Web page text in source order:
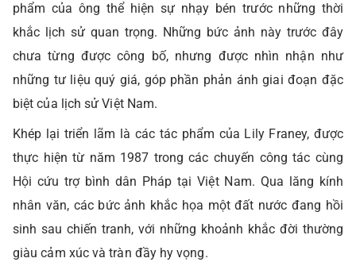
phẩm của ông thể hiện sự nhạy bén trước những thời
khắc lịch sử quan trọng. Những bức ảnh này trước đây
chưa từng được công bố, nhưng được nhìn nhận như
những tư liệu quý giá, góp phần phản ánh giai đoạn đặc
biệt của lịch sử Việt Nam.
Khép lại triển lãm là các tác phẩm của Lily Franey, được
thực hiện từ năm 1987 trong các chuyến công tác cùng
Hội cứu trợ bình dân Pháp tại Việt Nam. Qua lăng kính
nhân văn, các bức ảnh khắc họa một đất nước đang hồi
sinh sau chiến tranh, với những khoảnh khắc đời thường
giàu cảm xúc và tràn đầy hy vọng.